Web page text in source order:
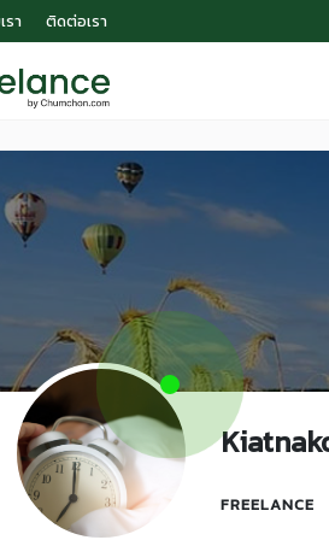
รา ติดต่อเรา
FREELANCE